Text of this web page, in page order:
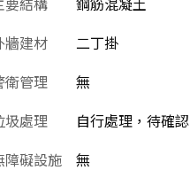
牆建材
二丁掛
衛管理
無
圾處理
自行處理，待確認
障礙設施
無